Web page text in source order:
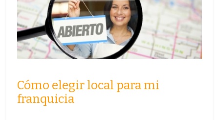
Cómo elegir local para mi
franquicia